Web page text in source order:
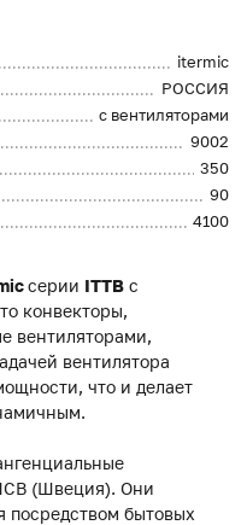
itermic
РОССИЯ
с вентиляторами
9002
350
90
4100
серии ITTB с
конвекторы,
вентиляторами,
вентилятора
что и делает
(Швеция). Они
бытовых